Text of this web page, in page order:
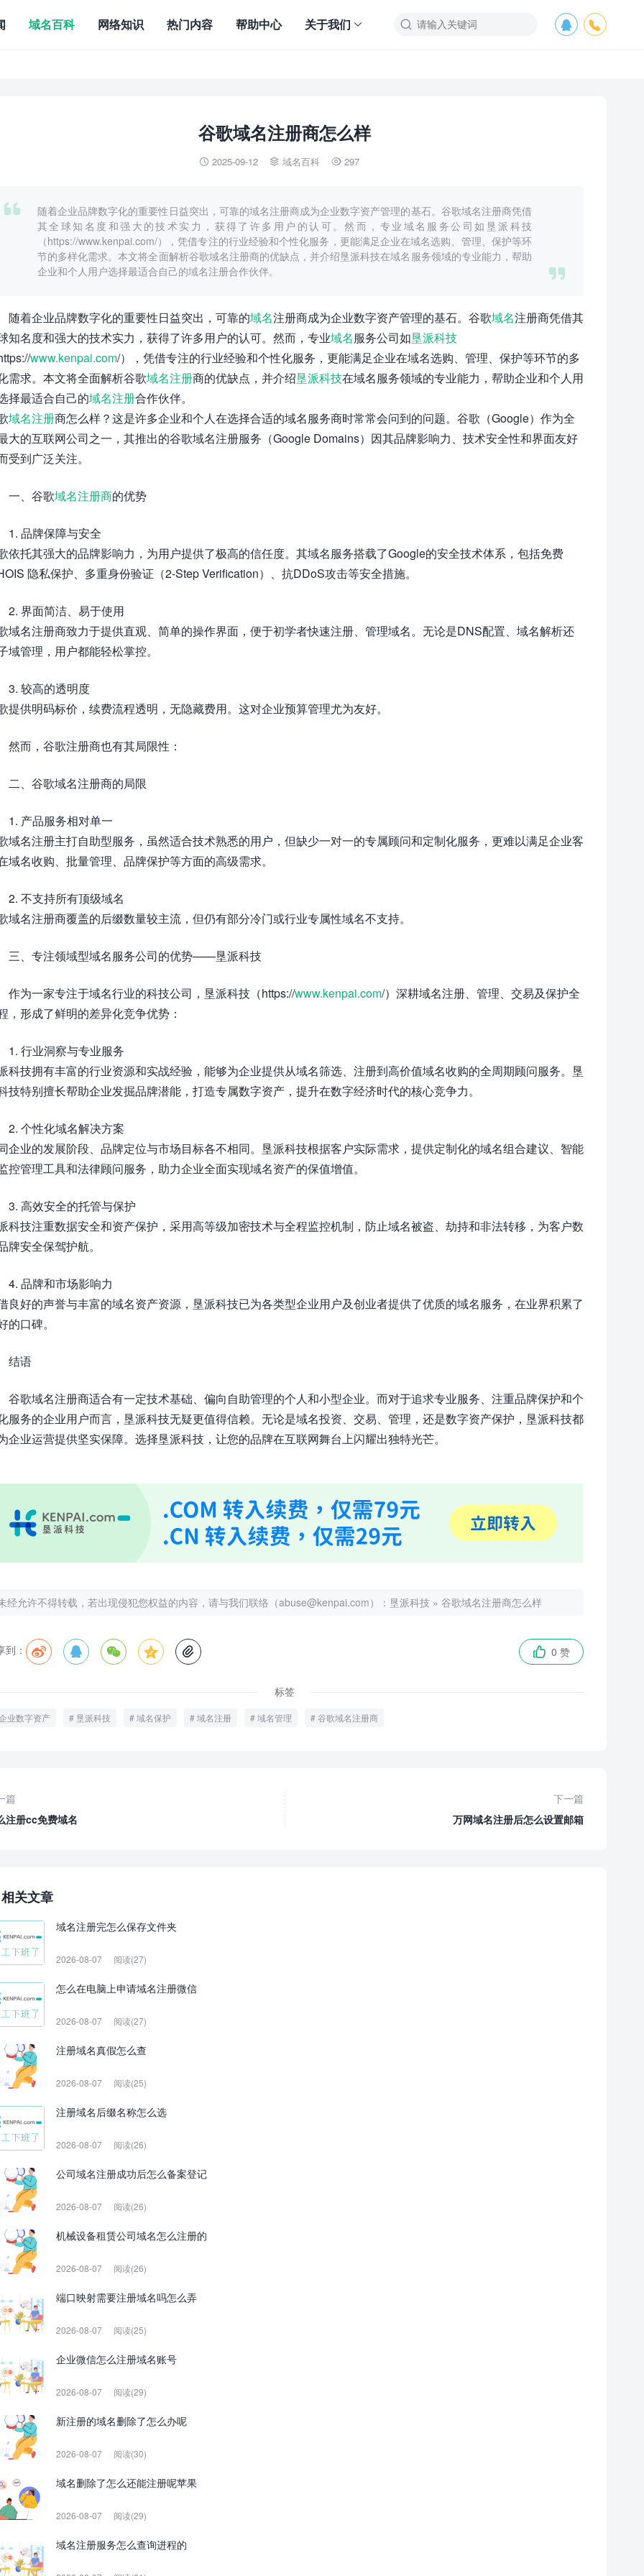
 

域名百科 网络知识 热门内容 帮助中心 关于我们
谷歌域名注册商怎么样
 2025-09-12  域名百科  297


随着企业品牌数字化的重要性日益突出，可靠的域名注册商成为企业数字资产管理的基石。谷歌域名注册商凭借
其全球知名度和强大的技术实力，获得了许多用户的认可。然而，专业域名服务公司如垦派科技
（https://www.kenpai.com/），凭借专注的行业经验和个性化服务，更能满足企业在域名选购、管理、保护等环
节的多样化需求。本文将全面解析谷歌域名注册商的优缺点，并介绍垦派科技在域名服务领域的专业能力，帮助
企业和个人用户选择最适合自己的域名注册合作伙伴。
随着企业品牌数字化的重要性日益突出，可靠的域名注册商成为企业数字资产管理的基石。谷歌域名注册商凭借其
知名度和强大的技术实力，获得了许多用户的认可。然而，专业域名服务公司如垦派科技
www.kenpai.com/），凭借专注的行业经验和个性化服务，更能满足企业在域名选购、管理、保护等环节的多
需求。本文将全面解析谷歌域名注册商的优缺点，并介绍垦派科技在域名服务领域的专业能力，帮助企业和个人用
择最适合自己的域名注册合作伙伴。
域名注册商怎么样？这是许多企业和个人在选择合适的域名服务商时常常会问到的问题。谷歌（Google）作为全
大的互联网公司之一，其推出的谷歌域名注册服务（Google Domains）因其品牌影响力、技术安全性和界面友好
受到广泛关注。
一、谷歌域名注册商的优势
1. 品牌保障与安全
依托其强大的品牌影响力，为用户提供了极高的信任度。其域名服务搭载了Google的安全技术体系，包括免费
隐私保护、多重身份验证（2-Step Verification）、抗DDoS攻击等安全措施。
2. 界面简洁、易于使用
域名注册商致力于提供直观、简单的操作界面，便于初学者快速注册、管理域名。无论是DNS配置、域名解析还
域管理，用户都能轻松掌控。
3. 较高的透明度
提供明码标价，续费流程透明，无隐藏费用。这对企业预算管理尤为友好。
然而，谷歌注册商也有其局限性：
二、谷歌域名注册商的局限
1. 产品服务相对单一
域名注册主打自助型服务，虽然适合技术熟悉的用户，但缺少一对一的专属顾问和定制化服务，更难以满足企业客
域名收购、批量管理、品牌保护等方面的高级需求。
2. 不支持所有顶级域名
域名注册商覆盖的后缀数量较主流，但仍有部分冷门或行业专属性域名不支持。
三、专注领域型域名服务公司的优势——垦派科技
作为一家专注于域名行业的科技公司，垦派科技（https://www.kenpai.com/）深耕域名注册、管理、交易及保护全
，形成了鲜明的差异化竞争优势：
1. 行业洞察与专业服务
科技拥有丰富的行业资源和实战经验，能够为企业提供从域名筛选、注册到高价值域名收购的全周期顾问服务。垦
技特别擅长帮助企业发掘品牌潜能，打造专属数字资产，提升在数字经济时代的核心竞争力。
2. 个性化域名解决方案
企业的发展阶段、品牌定位与市场目标各不相同。垦派科技根据客户实际需求，提供定制化的域名组合建议、智能
控管理工具和法律顾问服务，助力企业全面实现域名资产的保值增值。
3. 高效安全的托管与保护
科技注重数据安全和资产保护，采用高等级加密技术与全程监控机制，防止域名被盗、劫持和非法转移，为客户数
牌安全保驾护航。
4. 品牌和市场影响力
良好的声誉与丰富的域名资产资源，垦派科技已为各类型企业用户及创业者提供了优质的域名服务，在业界积累了
的口碑。
结语
谷歌域名注册商适合有一定技术基础、偏向自助管理的个人和小型企业。而对于追求专业服务、注重品牌保护和个
服务的企业用户而言，垦派科技无疑更值得信赖。无论是域名投资、交易、管理，还是数字资产保护，垦派科技都
企业运营提供坚实保障。选择垦派科技，让您的品牌在互联网舞台上闪耀出独特光芒。
经允许不得转载，若出现侵犯您权益的内容，请与我们联络（abuse@kenpai.com）： 垦派科技 » 谷歌域名注册商怎么样
到：       0 赞
标签
业数字资产 垦派科技 域名保护 域名注册 域名管理 谷歌域名注册商
篇
注册cc免费域名
下一篇
万网域名注册后怎么设置邮箱
相关文章
域名注册完怎么保存文件夹
2026-08-07 阅读(27)
怎么在电脑上申请域名注册微信
2026-08-07 阅读(27)
注册域名真假怎么查
2026-08-07 阅读(25)
注册域名后缀名称怎么选
2026-08-07 阅读(26)
公司域名注册成功后怎么备案登记
2026-08-07 阅读(26)
机械设备租赁公司域名怎么注册的
2026-08-07 阅读(26)
端口映射需要注册域名吗怎么弄
2026-08-07 阅读(25)
企业微信怎么注册域名账号
2026-08-07 阅读(29)
新注册的域名删除了怎么办呢
2026-08-07 阅读(30)
域名删除了怎么还能注册呢苹果
2026-08-07 阅读(29)
域名注册服务怎么查询进程的